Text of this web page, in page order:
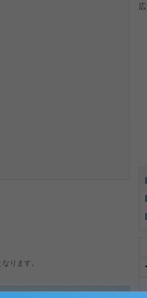
ります。